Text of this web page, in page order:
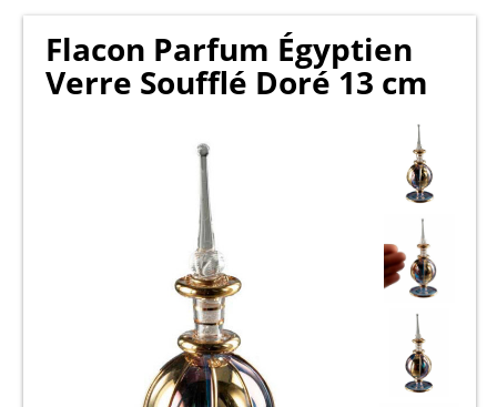
Flacon Parfum Égyptien
Verre Soufflé Doré 13 cm